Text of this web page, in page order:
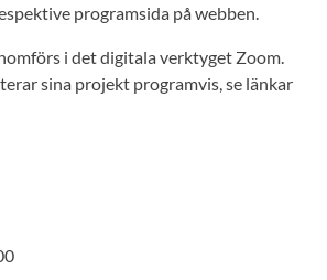
programsida på webben.
i det digitala verktyget Zoom.
sina projekt programvis, se länkar